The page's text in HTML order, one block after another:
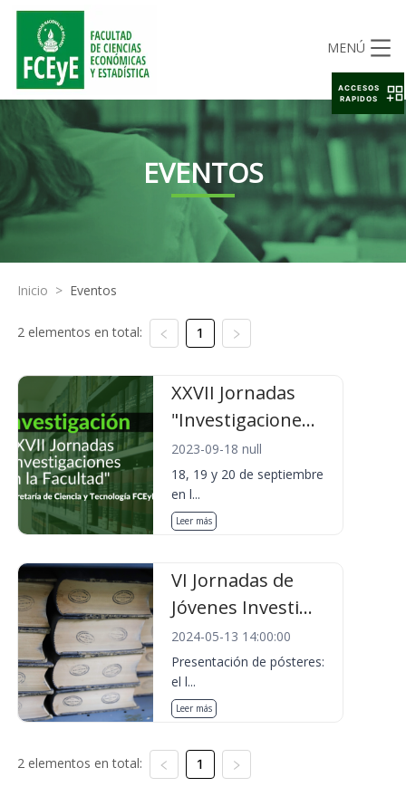
MENÚ
EVENTOS
Inicio > Eventos
2 elementos en total: 1
XXVII Jornadas
"Investigacione...
2023-09-18 null
18, 19 y 20 de septiembre
en l...
Leer más
VI Jornadas de
Jóvenes Investi...
2024-05-13 14:00:00
Presentación de pósteres:
el l...
Leer más
2 elementos en total: 1
ACCESOS
RAPIDOS